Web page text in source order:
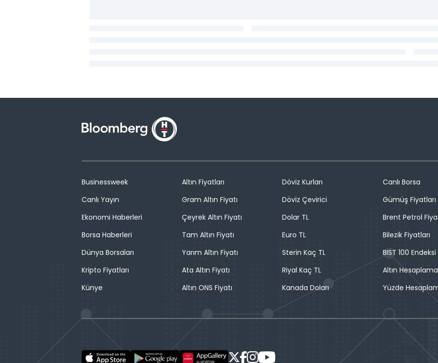
Businessweek
Canlı Yayın
Ekonomi Haberleri
Borsa Haberleri
Dünya Borsaları
Kripto Fiyatları
Künye
Altın Fiyatları
Gram Altın Fiyatı
Çeyrek Altın Fiyatı
Tam Altın Fiyatı
Yarım Altın Fiyatı
Ata Altın Fiyatı
Altın ONS Fiyatı
Döviz Kurları
Döviz Çevirici
Dolar TL
Euro TL
Sterin Kaç TL
Riyal Kaç TL
Kanada Doları
Canlı Borsa
Gümüş Fiyatları
Brent Petrol
Bilezik Fiyatları
BIST 100 Endeksi
Altın Hesaplama
Yüzde